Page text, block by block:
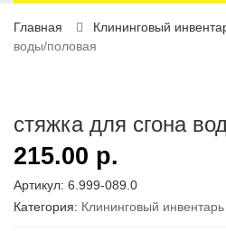
Главная Клининговый
воды/половая
стяжка для сгона
215.00 р.
Артикул: 6.999-089.0
Категория: Клининговый инвентарь